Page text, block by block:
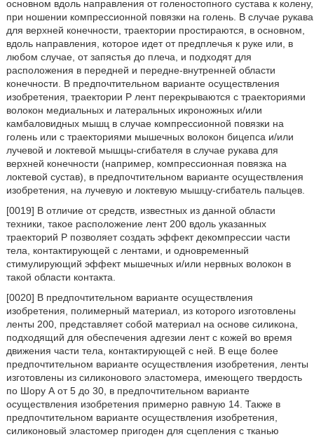
основном вдоль направления от голеностопного сустава к колену,
при ношении компрессионной повязки на голень. В случае рукава
для верхней конечности, траектории простираются, в основном,
вдоль направления, которое идет от предплечья к руке или, в
любом случае, от запястья до плеча, и подходят для
расположения в передней и передне-внутренней области
конечности. В предпочтительном варианте осуществления
изобретения, траектории P лент перекрываются с траекториями
волокон медиальных и латеральных икроножных и/или
камбаловидных мышц в случае компрессионной повязки на
голень или с траекториями мышечных волокон бицепса и/или
лучевой и локтевой мышцы-сгибателя в случае рукава для
верхней конечности (например, компрессионная повязка на
локтевой сустав), в предпочтительном варианте осуществления
изобретения, на лучевую и локтевую мышцу-сгибатель пальцев.
[0019] В отличие от средств, известных из данной области
техники, такое расположение лент 200 вдоль указанных
траекторий Р позволяет создать эффект декомпрессии части
тела, контактирующей с лентами, и одновременный
стимулирующий эффект мышечных и/или нервных волокон в
такой области контакта.
[0020] В предпочтительном варианте осуществления
изобретения, полимерный материал, из которого изготовлены
ленты 200, представляет собой материал на основе силикона,
подходящий для обеспечения адгезии лент с кожей во время
движения части тела, контактирующей с ней. В еще более
предпочтительном варианте осуществления изобретения, ленты
изготовлены из силиконового эластомера, имеющего твердость
по Шору А от 5 до 30, в предпочтительном варианте
осуществления изобретения примерно равную 14. Также в
предпочтительном варианте осуществления изобретения,
силиконовый эластомер пригоден для сцепления с тканью